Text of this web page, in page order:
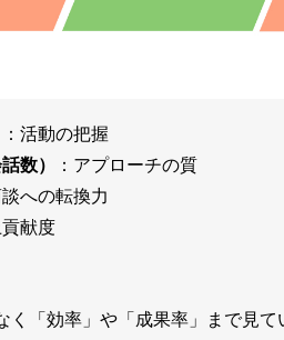
：活動の把握
数）
：アプローチの質
への転換力
貢献度
「効率」や「成果率」まで見